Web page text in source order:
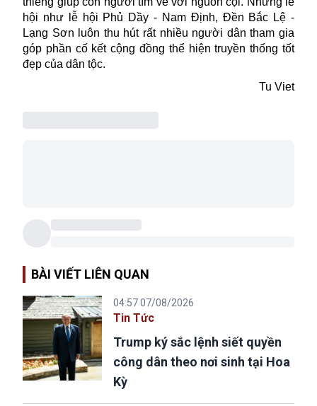
hội như lễ hội Phủ Dầy - Nam Định, Đền Bắc Lệ -
Lạng Sơn luôn thu hút rất nhiều người dân tham gia
góp phần cố kết cộng đồng thể hiện truyền thống tốt
đẹp của dân tộc.
Tu Viet
BÀI VIẾT LIÊN QUAN
04:57 07/08/2026
Tin Tức
Trump ký sắc lệnh siết quyền
công dân theo nơi sinh tại Hoa
Kỳ